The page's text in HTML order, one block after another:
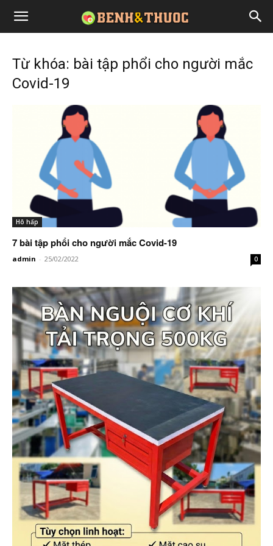
Từ khóa: bài tập phổi cho người mắc
Covid-19
Hô hấp
7 bài tập phổi cho người mắc Covid-19
admin - 25/02/2022 0